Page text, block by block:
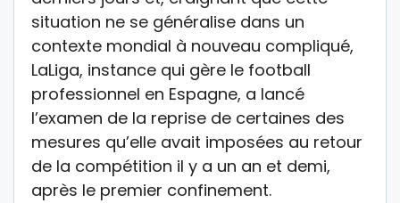
situation ne se généralise dans un
contexte mondial à nouveau compliqué,
LaLiga, instance qui gère le football
professionnel en Espagne, a lancé
l’examen de la reprise de certaines des
mesures qu’elle avait imposées au retour
de la compétition il y a un an et demi,
après le premier confinement.